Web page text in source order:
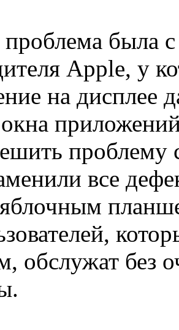
была
Apple, у
на дисплее
проблему
все
обслужат без